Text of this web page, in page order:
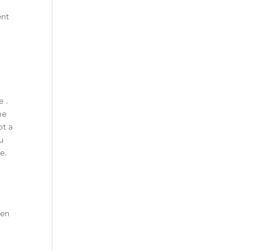
.
a